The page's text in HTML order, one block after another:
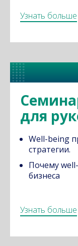
Узнать больше
для
Well-being
стратегии.
Почему
бизнеса
Узнать больше